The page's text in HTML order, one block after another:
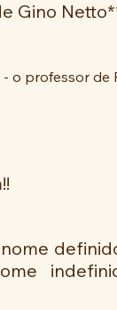
Gino
o professor de